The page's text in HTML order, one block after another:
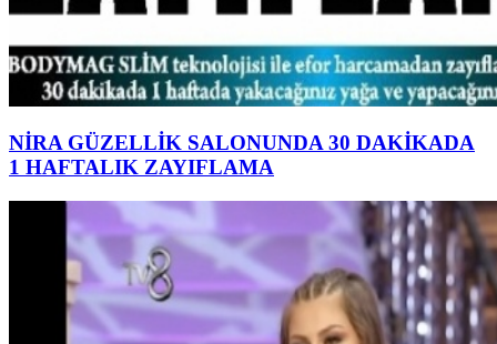
NİRA GÜZELLİK SALONUNDA 30 DAKİKADA
1 HAFTALIK ZAYIFLAMA